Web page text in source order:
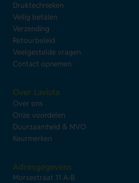
Druktechnieken
Veilig betalen
Verzending
Retourbeleid
Veelgestelde vragen
Contact opnemen
Over Lavista
Over ons
Onze voordelen
Duurzaamheid & MVO
Keurmerken
Adresgegevens
Morsestraat 11 A-B